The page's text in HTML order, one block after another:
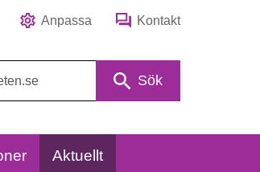
Anpassa Kontakt
Sök
Aktuellt